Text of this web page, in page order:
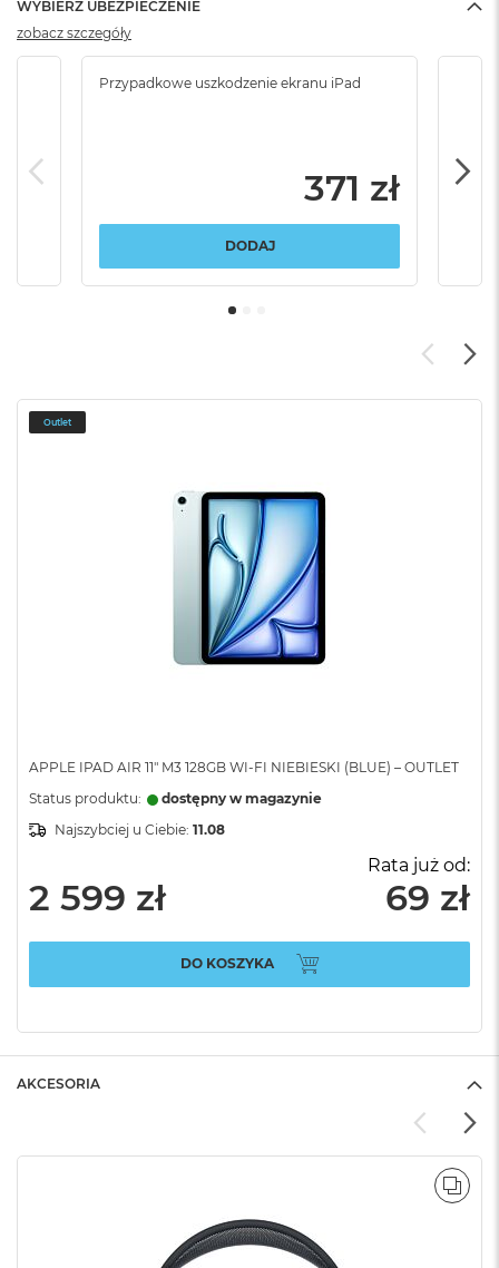
WYBIERZ UBEZPIECZENIE
Przypadkowe uszkodzenie ekranu iPad
371 zł
DODAJ
zobacz szczegóły
Outlet
APPLE IPAD AIR 11" M3 128GB WI-FI NIEBIESKI (BLUE) – OUTLET
Status produktu:
dostępny w magazynie
Najszybciej u Ciebie: 11.08
2 599 zł
Rata już od:
69 zł
DO KOSZYKA
AKCESORIA